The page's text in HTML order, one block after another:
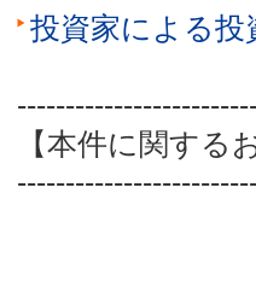
投資家による
【本件に関する